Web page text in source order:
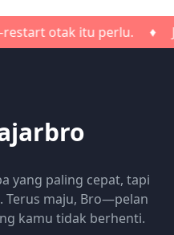
itu perlu. ♦ Jangan
yang paling cepat, tapi
Terus maju, Bro—pelan
kamu tidak berhenti.